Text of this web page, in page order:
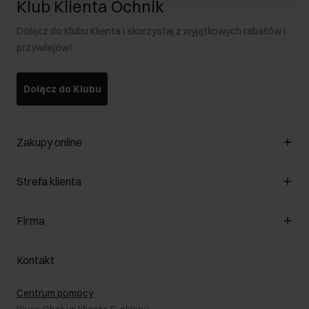
Klub Klienta Ochnik
Dołącz do Klubu Klienta i skorzystaj z wyjątkowych rabatów i
przywilejów!
Dołącz do Klubu
Zakupy online
Zarządzaj cookies
Formy płatności
Jak dokonać zwrotu?
Strefa klienta
Klub Klienta
Zwróć produkty
W podróży
Firma
O nas
Salony
B2B - Sprzedaż dla firm
Kontakt
Centrum pomocy